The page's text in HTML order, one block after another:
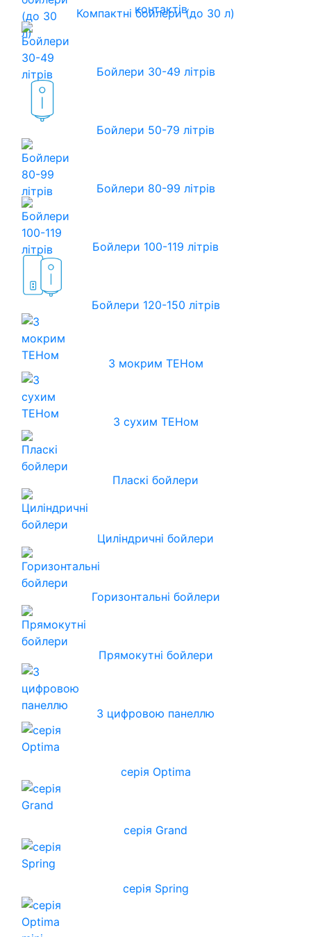
контактів
Компактні бойлери (до 30 л)
Бойлери 30-49 літрів
Бойлери 50-79 літрів
Бойлери 80-99 літрів
Бойлери 100-119 літрів
Бойлери 120-150 літрів
З мокрим ТЕНом
З сухим ТЕНом
Пласкі бойлери
Циліндричні бойлери
Горизонтальні бойлери
Прямокутні бойлери
З цифровою панеллю
серія Optima
серія Grand
серія Spring